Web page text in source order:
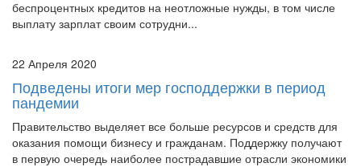
22 Апреля 2020
пандемии
Правительство выделяет все больше ресурсов и средств для
оказания помощи бизнесу и гражданам. Поддержку получают
в первую очередь наиболее пострадавшие отрасли экономики
и стратегические предприятия, однако со временем
увеличиваются как объем помощи,...